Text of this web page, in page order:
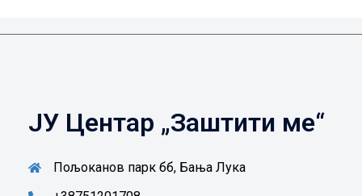
ЈУ Центар „Заштити ме“
Пољоканов парк бб, Бања Лука